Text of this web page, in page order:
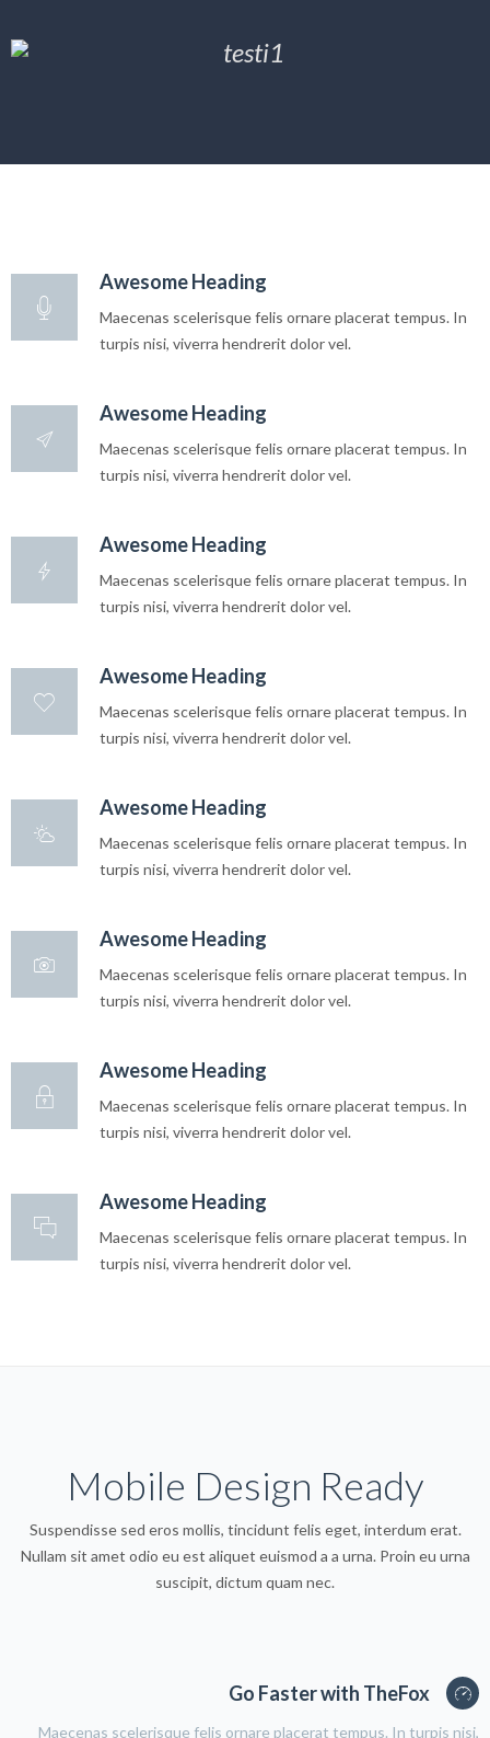
Awesome Heading
Maecenas scelerisque felis ornare placerat tempus. In
turpis nisi, viverra hendrerit dolor vel.
Awesome Heading
Maecenas scelerisque felis ornare placerat tempus. In
turpis nisi, viverra hendrerit dolor vel.
Awesome Heading
Maecenas scelerisque felis ornare placerat tempus. In
turpis nisi, viverra hendrerit dolor vel.
Awesome Heading
Maecenas scelerisque felis ornare placerat tempus. In
turpis nisi, viverra hendrerit dolor vel.
Awesome Heading
Maecenas scelerisque felis ornare placerat tempus. In
turpis nisi, viverra hendrerit dolor vel.
Awesome Heading
Maecenas scelerisque felis ornare placerat tempus. In
turpis nisi, viverra hendrerit dolor vel.
Awesome Heading
Maecenas scelerisque felis ornare placerat tempus. In
turpis nisi, viverra hendrerit dolor vel.
Awesome Heading
Maecenas scelerisque felis ornare placerat tempus. In
turpis nisi, viverra hendrerit dolor vel.
Mobile Design Ready
Suspendisse sed eros mollis, tincidunt felis eget, interdum erat.
Nullam sit amet odio eu est aliquet euismod a a urna. Proin eu urna
suscipit, dictum quam nec.
Go Faster with TheFox
Maecenas scelerisque felis ornare placerat tempus. In turpis nisi,